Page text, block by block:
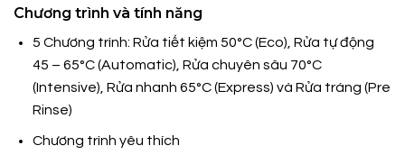
Chương trình và tính năng
5 Chương trình: Rửa tiết kiệm 50°C (Eco), Rửa tự động
45 – 65°C (Automatic), Rửa chuyên sâu 70°C
(Intensive), Rửa nhanh 65°C (Express) và Rửa tráng (Pre
Rinse)
Chương trình yêu thích